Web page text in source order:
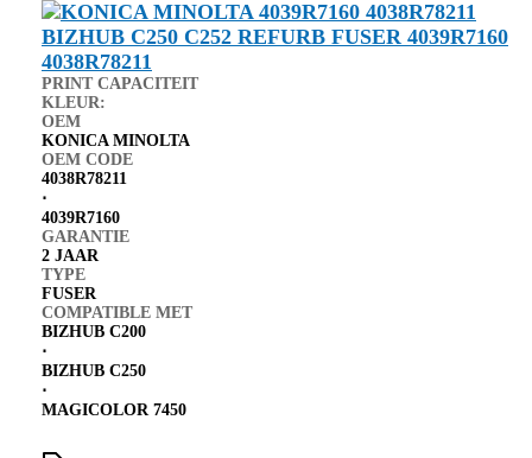
PRINT CAPACITEIT
KLEUR:
OEM
KONICA MINOLTA
OEM CODE
4038R78211
⋅
4039R7160
GARANTIE
2 JAAR
TYPE
FUSER
COMPATIBLE MET
BIZHUB C200
⋅
BIZHUB C250
⋅
MAGICOLOR 7450